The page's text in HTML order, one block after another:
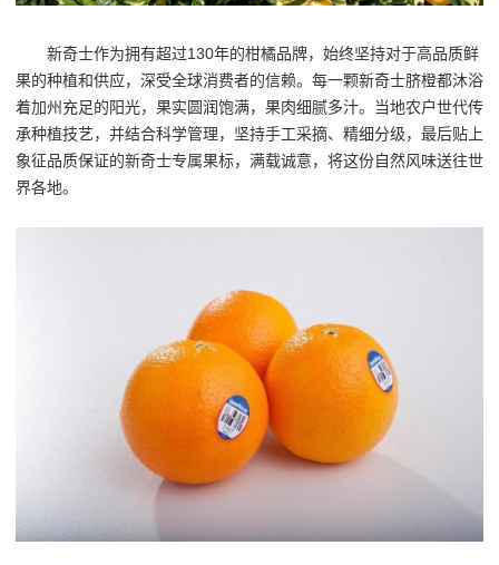
新奇士作为拥有超过130年的柑橘品牌，始终坚持对于高品质鲜
果的种植和供应，深受全球消费者的信赖。每一颗新奇士脐橙都沐浴
着加州充足的阳光，果实圆润饱满，果肉细腻多汁。当地农户世代传
承种植技艺，并结合科学管理，坚持手工采摘、精细分级，最后贴上
象征品质保证的新奇士专属果标，满载诚意，将这份自然风味送往世
界各地。